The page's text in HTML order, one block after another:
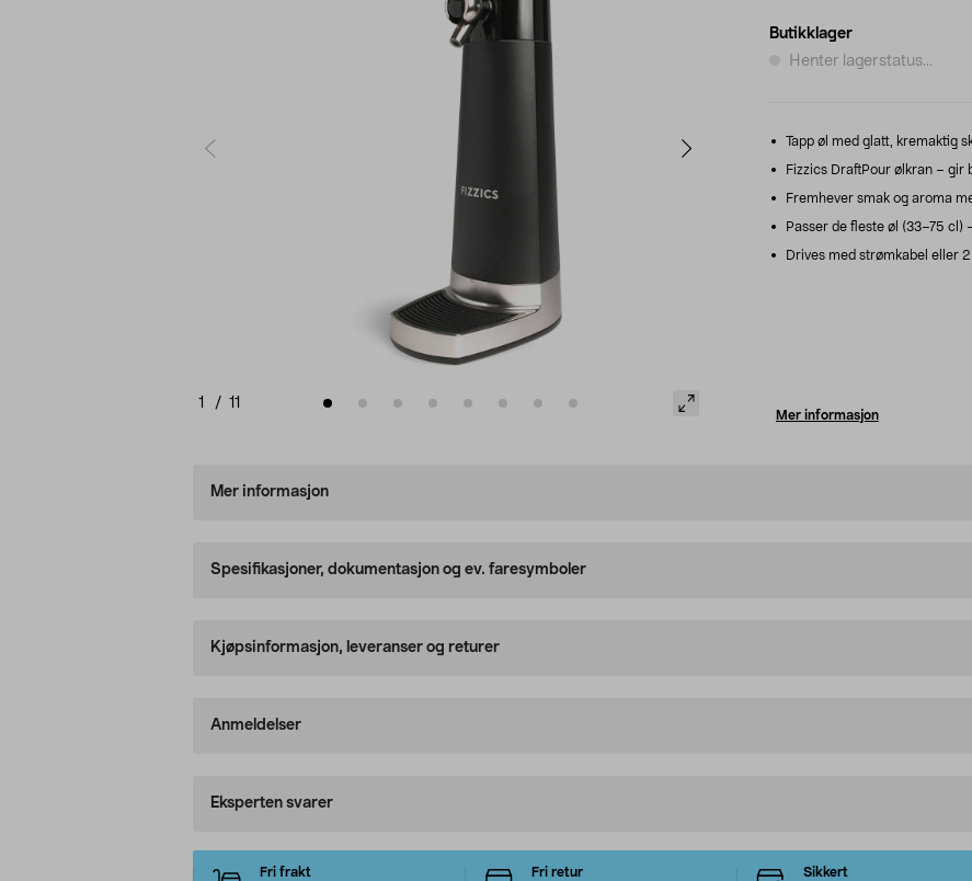
1 / 11
Butikklager
Henter lagerstatus...
Tapp øl med glatt, kremaktig
Fizzics DraftPour ølkran – gir
Fremhever smak og aroma
Passer de fleste øl (33–75 cl)
Drives med strømkabel eller
Mer informasjon
Mer informasjon
Spesifikasjoner, dokumentasjon og ev. faresymboler
Kjøpsinformasjon, leveranser og returer
Anmeldelser
Eksperten svarer
Fri frakt
Fri retur
Sikkert